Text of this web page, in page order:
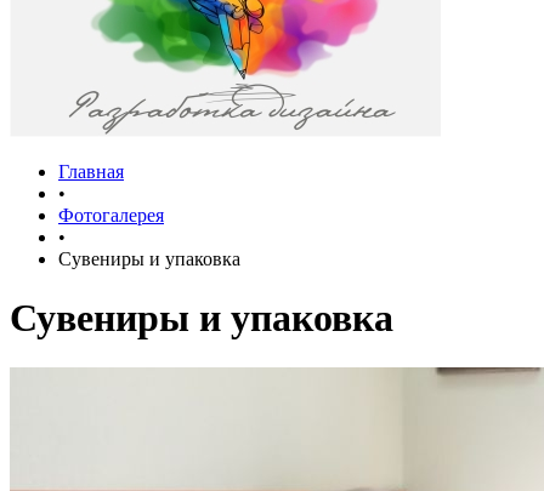
Главная
•
Фотогалерея
•
Сувениры и упаковка
Сувениры и упаковка